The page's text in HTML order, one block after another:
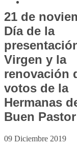
21 de
Día de la
Virgen y la
renovación
votos de la
Hermanas
Buen Pastor
09 Diciembre 2019